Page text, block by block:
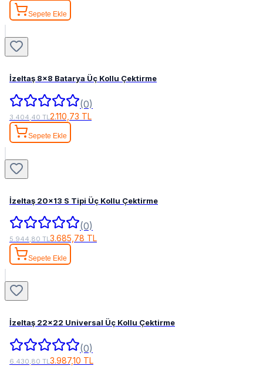
Sepete Ekle
İzeltaş 8x8 Batarya Üç Kollu Çektirme
(0)
3.404,40 TL 2.110,73 TL
Sepete Ekle
İzeltaş 20x13 S Tipi Üç Kollu Çektirme
(0)
5.944,80 TL3.685,78 TL
Sepete Ekle
İzeltaş 22x22 Universal Üç Kollu Çektirme
(0)
6.430,80 TL 3.987,10 TL